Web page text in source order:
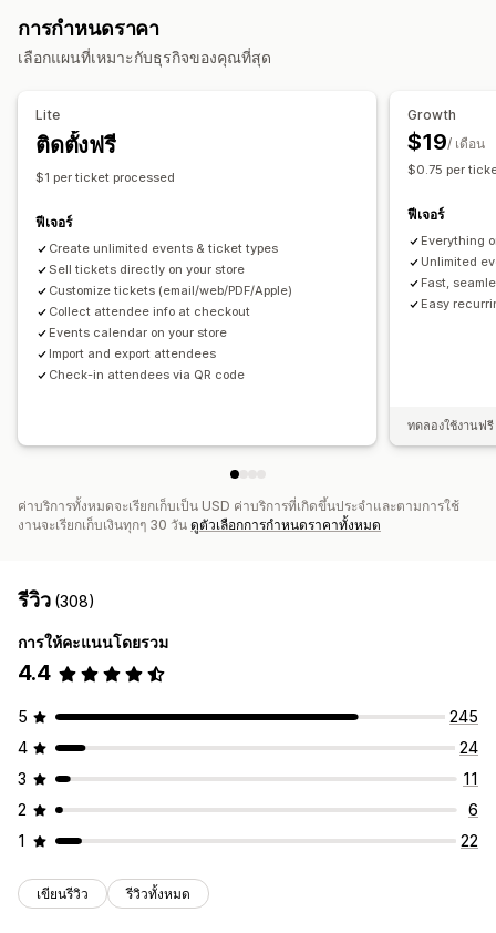
กิจกรรมที่กำหนดเอง
การจองหลายรายการ
การออกตั๋ว
การแจ้งเตือนทางอีเมล
หลายภาษา
หลายตำแหน่งที่ตั้ง
การปรับแต่ง
ตั๋วที่กำหนดเอง
แบบฟอร์มที่กำหนดเอง
การแจ้งเตือนพนักงาน
การสร้างแบรนด์ CSS ที่กำหนดเอง
การกำหนดราคา
เลือกแผนที่เหมาะกับธุรกิจของคุณที่สุด
Lite
ติดตั้งฟรี
$1 per ticket processed
ฟีเจอร์
Create unlimited events & ticket types
Sell tickets directly on your store
Customize tickets (email/web/PDF/Apple)
Collect attendee info at checkout
Events calendar on your store
Import and export attendees
Check-in attendees via QR code
Growth
$19/ เดือน
$0.75 per
ฟีเจอร์
Everything
Unlimited
Fast,
Easy
ทดลองใช้งานฟ
ค่าบริการทั้งหมดจะเรียกเก็บเป็น USD ค่าบริการที่เกิดขึ้นประจำและตามการใช้
งานจะเรียกเก็บเงินทุกๆ 30 วัน ดูตัวเลือกการกำหนดราคาทั้งหมด
รีวิว (308)
การให้คะแนนโดยรวม
4.4
5
245
4
24
3
11
2
6
1
22
เขียนรีวิว รีวิวทั้งหมด